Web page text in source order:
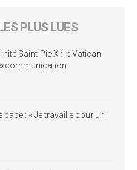
PLUS LUES
Saint-Pie X : le Vatican
: « Je travaille pour un